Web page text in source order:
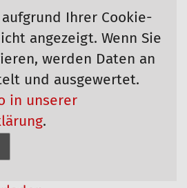
Ihrer Cookie-
angezeigt. Wenn Sie
werden Daten an
und ausgewertet.
in unserer
.